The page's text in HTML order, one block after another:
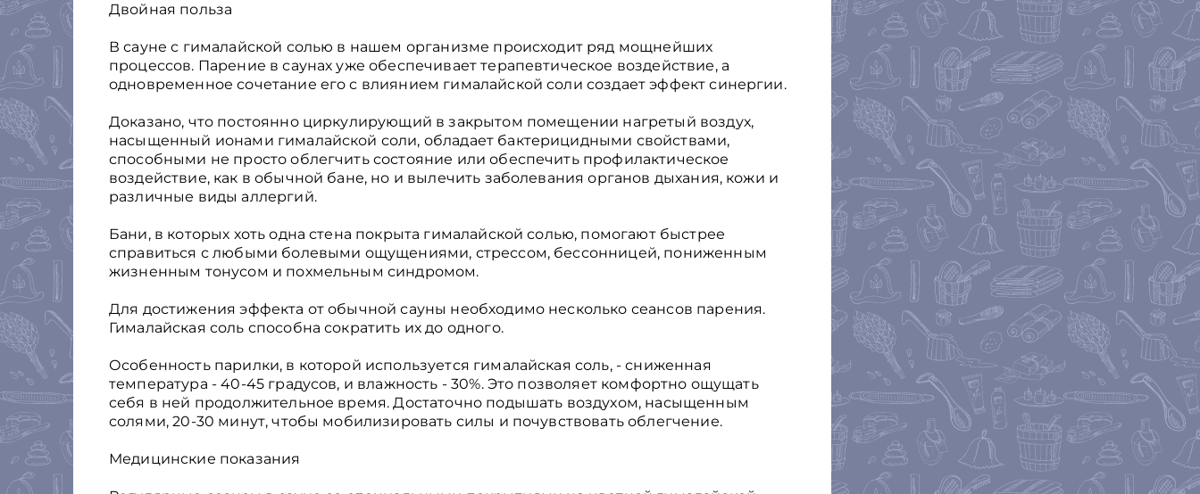
Двойная польза
В сауне с гималайской солью в нашем организме происходит ряд мощнейших
процессов. Парение в саунах уже обеспечивает терапевтическое воздействие, а
одновременное сочетание его с влиянием гималайской соли создает эффект синергии.
Доказано, что постоянно циркулирующий в закрытом помещении нагретый воздух,
насыщенный ионами гималайской соли, обладает бактерицидными свойствами,
способными не просто облегчить состояние или обеспечить профилактическое
воздействие, как в обычной бане, но и вылечить заболевания органов дыхания, кожи и
различные виды аллергий.
Бани, в которых хоть одна стена покрыта гималайской солью, помогают быстрее
справиться с любыми болевыми ощущениями, стрессом, бессонницей, пониженным
жизненным тонусом и похмельным синдромом.
Для достижения эффекта от обычной сауны необходимо несколько сеансов парения.
Гималайская соль способна сократить их до одного.
Особенность парилки, в которой используется гималайская соль, - сниженная
температура - 40-45 градусов, и влажность - 30%. Это позволяет комфортно ощущать
себя в ней продолжительное время. Достаточно подышать воздухом, насыщенным
солями, 20-30 минут, чтобы мобилизировать силы и почувствовать облегчение.
Медицинские показания